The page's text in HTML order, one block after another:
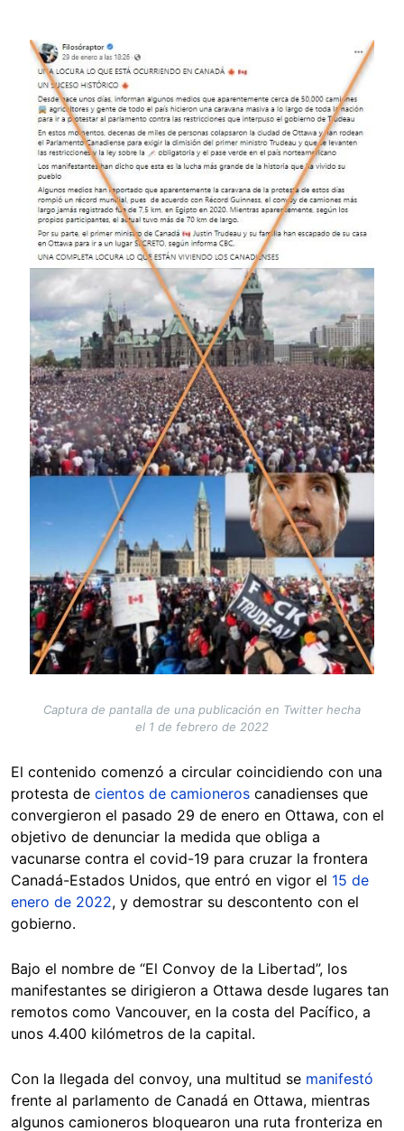
Image
Captura de pantalla de una publicación en Twitter hecha
el 1 de febrero de 2022
El contenido comenzó a circular coincidiendo con una
protesta de cientos de camioneros canadienses que
convergieron el pasado 29 de enero en Ottawa, con el
objetivo de denunciar la medida que obliga a
vacunarse contra el covid-19 para cruzar la frontera
Canadá-Estados Unidos, que entró en vigor el 15 de
enero de 2022, y demostrar su descontento con el
gobierno.
Bajo el nombre de “El Convoy de la Libertad”, los
manifestantes se dirigieron a Ottawa desde lugares tan
remotos como Vancouver, en la costa del Pacífico, a
unos 4.400 kilómetros de la capital.
Con la llegada del convoy, una multitud se manifestó
frente al parlamento de Canadá en Ottawa, mientras
algunos camioneros bloquearon una ruta fronteriza en